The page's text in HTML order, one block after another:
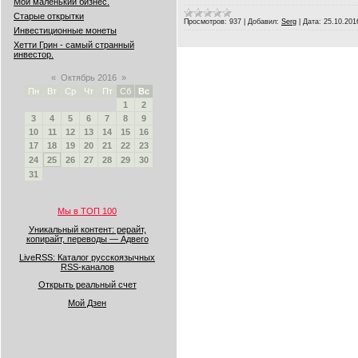
Старые открытки
Инвестиционные монеты
Хетти Грин - самый странный
инвестор.
« Октябрь 2016 »
Пн
Вт Ср Чт Пт Сб
Вс
1
2
3
4 5 6 7 8
9
10
11 12 13 14 15
16
17
18 19 20 21 22
23
24
25 26 27 28 29
30
31
Мы в ТОП 100
Уникальный контент: рерайт,
копирайт, переводы — Адвего
LiveRSS: Каталог русскоязычных
RSS-каналов
Открыть реальный счет
Мой Дзен
Просмотров: 937 Добавил: Serg Дата: